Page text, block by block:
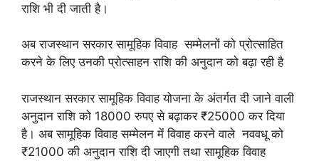
राशि भी दी जाती है।
अब राजस्थान सरकार सामूहिक विवाह सम्मेलनों को प्रोत्साहित
करने के लिए उनकी प्रोत्साहन राशि की अनुदान को बढ़ा रही है
राजस्थान सरकार सामूहिक विवाह योजना के अंतर्गत दी जाने वाली
अनुदान राशि को 18000 रुपए से बढ़ाकर ₹25000 कर दिया
है। अब सामूहिक विवाह सम्मेलन में विवाह करने वाले नववधू को
₹21000 की अनुदान राशि दी जाएगी तथा सामूहिक विवाह